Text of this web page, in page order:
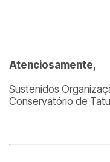
Atenciosamente,
Sustenidos
Conservatório de